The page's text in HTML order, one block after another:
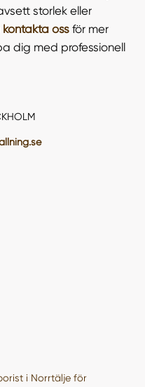
storlek eller
kontakta ossför mer
dig med professionell
i Norrtälje för